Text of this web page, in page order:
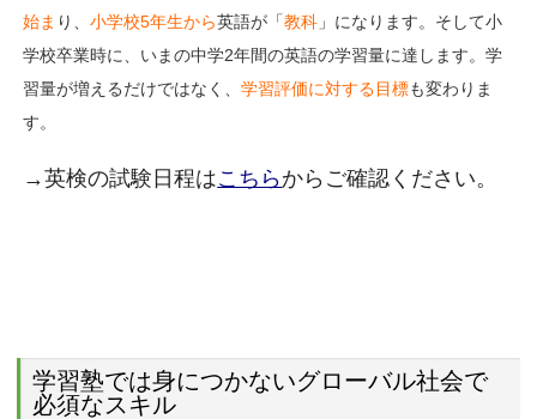
始ま り、小学校5年生から英語が「教科 」になります。 そして小
学校卒業時に、いまの中学2年間の英語の学習量に達します。学
習量が増えるだけではなく、学習評価に対する目標も変わりま
す。
→英検の試験日程はこちらからご確認ください。
学習塾では身につかないグローバル社会で
必須なスキル